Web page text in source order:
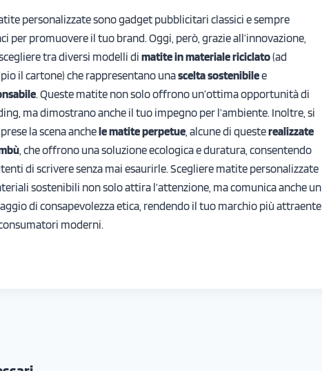
personalizzate sono gadget pubblicitari classici e sempre
per promuovere il tuo brand. Oggi, però, grazie all’innovazione,
tra diversi modelli di matite in materiale riciclato(ad
il cartone) che rappresentano unascelta sostenibilee
. Queste matite non solo offrono un’ottima opportunità di
ma dimostrano anche il tuo impegno per l’ambiente. Inoltre, si
la scena anchele matite perpetue , alcune di questerealizzate
, che offrono una soluzione ecologica e duratura, consentendo
di scrivere senza mai esaurirle. Scegliere matite personalizzate
sostenibili non solo attira l’attenzione, ma comunica anche un
di consapevolezza etica, rendendo il tuo marchio più attraente
moderni.